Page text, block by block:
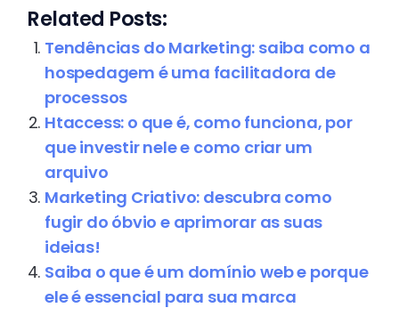
Related Posts:
Tendências do Marketing: saiba como a
hospedagem é uma facilitadora de
processos
Htaccess: o que é, como funciona, por
que investir nele e como criar um
arquivo
Marketing Criativo: descubra como
fugir do óbvio e aprimorar as suas
ideias!
Saiba o que é um domínio web e porque
ele é essencial para sua marca